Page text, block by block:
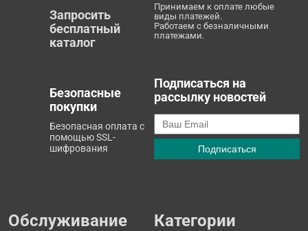
Запросить
бесплатный
каталог
Принимаем к оплате любые
виды платежей.
Работаем с безналичными
платежами.
Безопасные
покупки
Безопасная оплата с
помощью SSL-
шифрования
Подписаться на
рассылку новостей
Обслуживание Категории